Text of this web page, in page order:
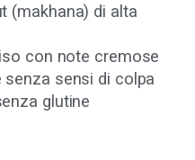
(makhana) di alta
con note cremose
senza sensi di colpa
glutine